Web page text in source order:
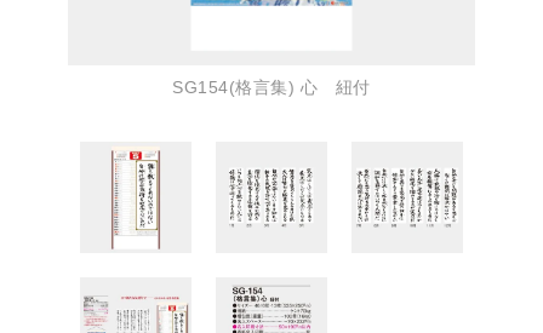
SG154(格言集) 心 紐付